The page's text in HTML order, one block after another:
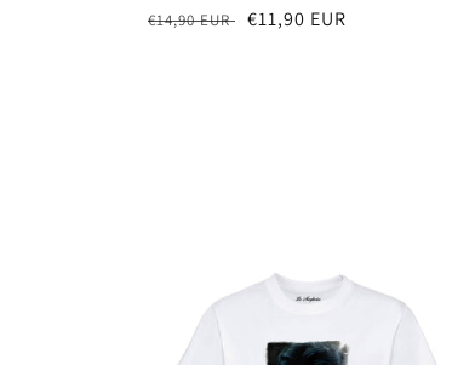
Prezzo
€14,90 EUR Prezzo
€11,90 EUR